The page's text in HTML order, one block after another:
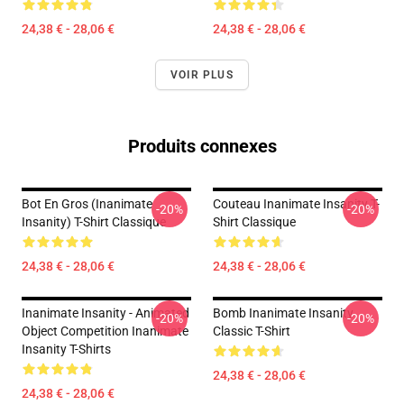
24,38 € - 28,06 € 24,38 € - 28,06 €
VOIR PLUS
Produits connexes
Bot En Gros (Inanimate
Insanity) T-Shirt Classique
24,38 € - 28,06 €
-20%
Couteau Inanimate Insanity T-
Shirt Classique
24,38 € - 28,06 €
-20%
Inanimate Insanity - Animated
Object Competition Inanimate
Insanity T-Shirts
24,38 € - 28,06 €
-20%
Bomb Inanimate Insanity
Classic T-Shirt
24,38 € - 28,06 €
-20%